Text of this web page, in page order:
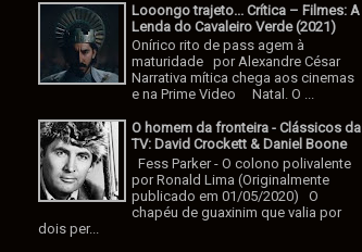
Looongo trajeto... Crítica – Filmes: A
Lenda do Cavaleiro Verde (2021)
Onírico rito de pass agem à
maturidade por Alexandre César
Narrativa mítica chega aos cinemas
e na Prime Video Natal. O ...
O homem da fronteira - Clássicos da
TV: David Crockett & Daniel Boone
Fess Parker - O colono polivalente
por Ronald Lima (Originalmente
publicado em 01/05/2020) O
chapéu de guaxinim que valia por
dois per...